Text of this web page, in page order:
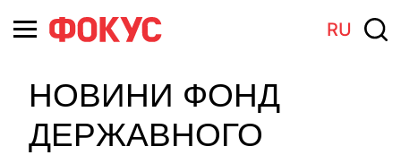
RU
НОВИНИ ФОНД
ДЕРЖАВНОГО